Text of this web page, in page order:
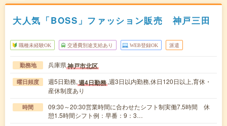
大人気「BOSS」ファッション販売 神戸三田
職種未経験OK 交通費別途支給あり WEB登録OK 派遣
勤務地 兵庫県神戸市北区
曜日頻度 週5日勤務,週4日勤務,週3日以内勤務,休日120日以上,育休・
産休制度あり
時間
09:30～20:30営業時間に合わせたシフト制実働7.5時間 休
憩1.5時間シフト例：早番：9：3…